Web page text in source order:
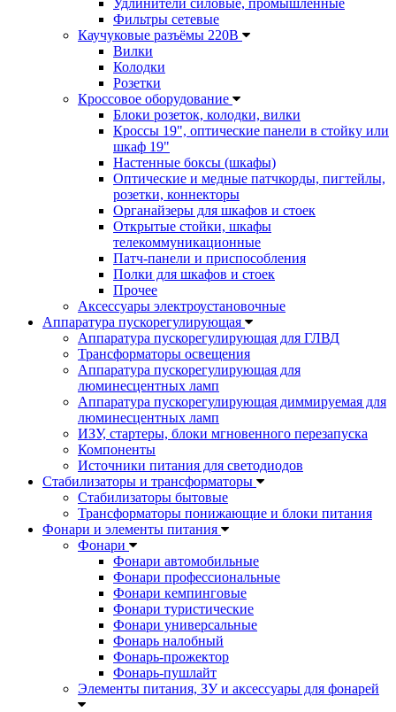
Удлинители силовые, промышленные
Фильтры сетевые
Каучуковые разъёмы 220В
Вилки
Колодки
Розетки
Кроссовое оборудование
Блоки розеток, колодки, вилки
Кроссы 19", оптические панели в стойку или
шкаф 19"
Настенные боксы (шкафы)
Оптические и медные патчкорды, пигтейлы,
розетки, коннекторы
Органайзеры для шкафов и стоек
Открытые стойки, шкафы
телекоммуникационные
Патч-панели и приспособления
Полки для шкафов и стоек
Прочее
Аксессуары электроустановочные
Аппаратура пускорегулирующая
Аппаратура пускорегулирующая для ГЛВД
Трансформаторы освещения
Аппаратура пускорегулирующая для
люминесцентных ламп
Аппаратура пускорегулирующая диммируемая для
люминесцентных ламп
ИЗУ, стартеры, блоки мгновенного перезапуска
Компоненты
Источники питания для светодиодов
Стабилизаторы и трансформаторы
Стабилизаторы бытовые
Трансформаторы понижающие и блоки питания
Фонари и элементы питания
Фонари
Фонари автомобильные
Фонари профессиональные
Фонари кемпинговые
Фонари туристические
Фонари универсальные
Фонарь налобный
Фонарь-прожектор
Фонарь-пушлайт
Элементы питания, ЗУ и аксессуары для фонарей